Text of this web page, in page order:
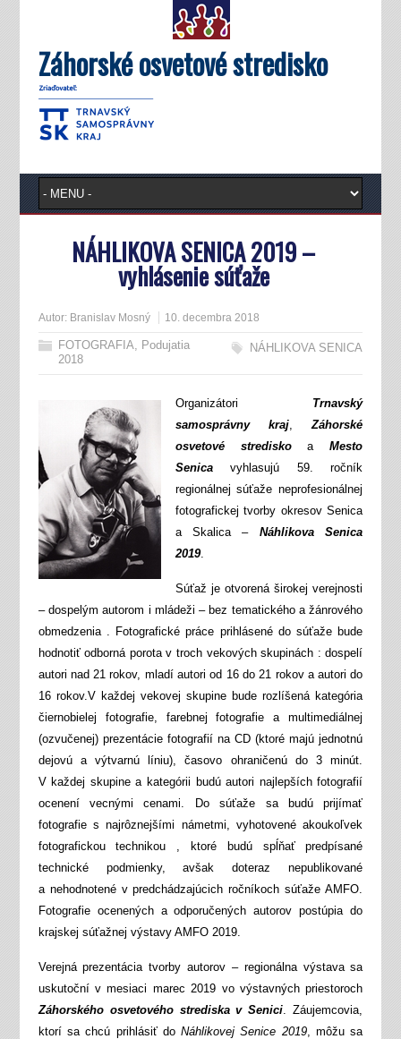
Záhorské osvetové stredisko
NÁHLIKOVA SENICA 2019 –
vyhlásenie súťaže
Autor: Branislav Mosný 10. decembra 2018
FOTOGRAFIA, Podujatia
2018
NÁHLIKOVA SENICA
Organizátori Trnavský
samosprávny kraj,Záhorské
osvetové strediskoaMesto
Senicavyhlasujú 59. ročník
regionálnej súťaže neprofesionálnej
fotografickej tvorby okresov Senica
a Skalica – Náhlikova Senica
2019.
Súťaž je otvorená širokej verejnosti
– dospelým autorom i mládeži – bez tematického a žánrového
obmedzenia . Fotografické práce prihlásené do súťaže bude
hodnotiť odborná porota v troch vekových skupinách : dospelí
autori nad 21 rokov, mladí autori od 16 do 21 rokov a autori do
16 rokov.V každej vekovej skupine bude rozlíšená kategória
čiernobielej fotografie, farebnej fotografie a multimediálnej
(ozvučenej) prezentácie fotografií na CD (ktoré majú jednotnú
dejovú a výtvarnú líniu), časovo ohraničenú do 3 minút.
V každej skupine a kategórii budú autori najlepších fotografií
ocenení vecnými cenami. Do súťaže sa budú prijímať
fotografie s najrôznejšími námetmi, vyhotovené akoukoľvek
fotografickou technikou , ktoré budú spĺňať predpísané
technické podmienky, avšak doteraz nepublikované
a nehodnotené v predchádzajúcich ročníkoch súťaže AMFO.
Fotografie ocenených a odporučených autorov postúpia do
krajskej súťažnej výstavy AMFO 2019.
Verejná prezentácia tvorby autorov – regionálna výstava sa
uskutoční v mesiaci marec 2019 vo výstavných priestoroch
Záhorského osvetového strediska v Senici. Záujemcovia,
ktorí sa chcú prihlásiť doNáhlikovej Senice 2019, môžu sa